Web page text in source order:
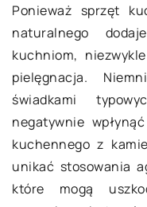
Ponieważ sprzęt
naturalnego
kuchniom,
pielęgnacja.
świadkami
negatywnie
kuchennego z
unikać stosowania
które mogą